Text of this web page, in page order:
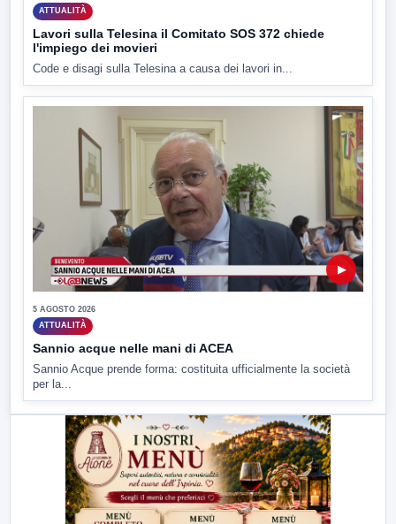
ATTUALITÀ
Lavori sulla Telesina il Comitato SOS 372 chiede
l'impiego dei movieri
Code e disagi sulla Telesina a causa dei lavori in...
▶
5 AGOSTO 2026
ATTUALITÀ
Sannio acque nelle mani di ACEA
Sannio Acque prende forma: costituita ufficialmente la società
per la...